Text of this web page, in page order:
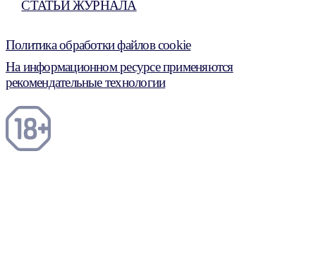
СТАТЬИ ЖУРНАЛА
Политика обработки файлов cookie
На информационном ресурсе применяются
рекомендательные технологии